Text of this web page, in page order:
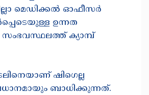
മെഡിക്കൽ ഓഫീസർ
ഉന്നത
ക്യാമ്പ്
ഷിഗെല്ല
ബാധിക്കുന്നത്.